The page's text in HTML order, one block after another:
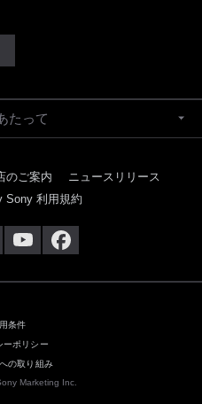
たって
のご案内
ニュースリリース
Sony 利用規約
条件
ーポリシー
の取り組み
Marketing Inc.